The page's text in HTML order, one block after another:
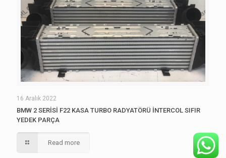
16 Aralık 2022
BMW 2 SERİSİ F22 KASA TURBO RADYATÖRÜ İNTERCOL SIFIR
YEDEK PARÇA
Read more